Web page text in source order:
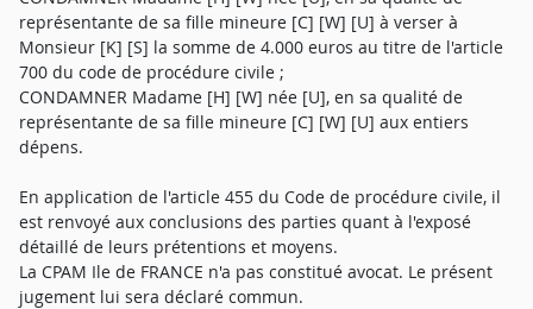
représentante de sa fille mineure [C] [W] [U] à verser à
Monsieur [K] [S] la somme de 4.000 euros au titre de l'article
700 du code de procédure civile ;
CONDAMNER Madame [H] [W] née [U], en sa qualité de
représentante de sa fille mineure [C] [W] [U] aux entiers
dépens.
En application de l'article 455 du Code de procédure civile, il
est renvoyé aux conclusions des parties quant à l'exposé
détaillé de leurs prétentions et moyens.
La CPAM Ile de FRANCE n'a pas constitué avocat. Le présent
jugement lui sera déclaré commun.